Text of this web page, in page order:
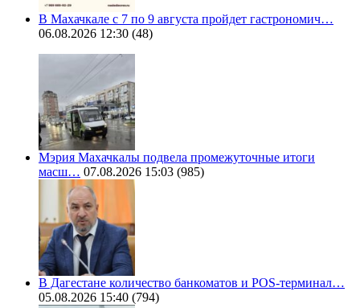
В Махачкале с 7 по 9 августа пройдет гастрономич…
06.08.2026 12:30 (48)
Мэрия Махачкалы подвела промежуточные итоги
масш… 07.08.2026 15:03 (985)
В Дагестане количество банкоматов и POS-терминал…
05.08.2026 15:40 (794)